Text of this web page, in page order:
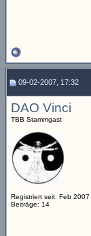
09-02-2007, 17:32
DAO Vinci
TBB Stammgast
Registriert seit: Feb 2007
Beiträge: 14